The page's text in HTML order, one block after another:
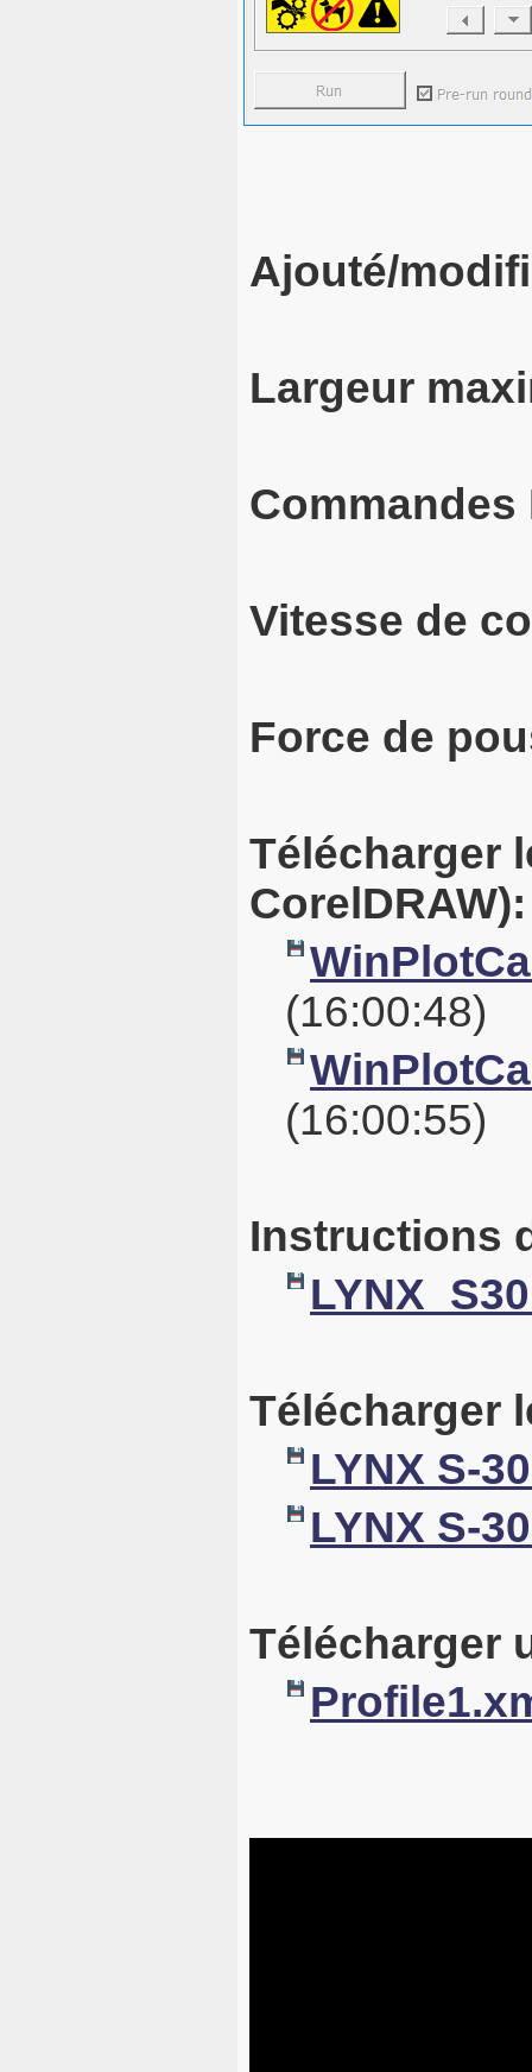
Ajouté/
Largeur
Commandes
Vitesse de
Force de
Télécharger
CorelDRAW):
(16:00:48)
(16:00:55)
Instructions
Télécharger
LYNX S-
LYNX S-
Télécharger